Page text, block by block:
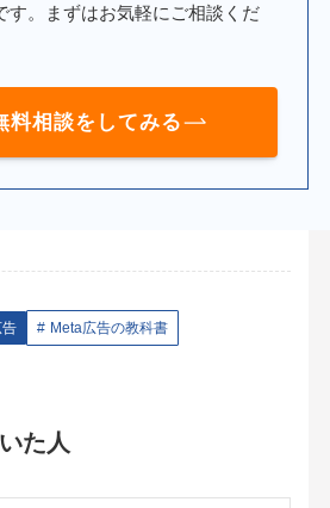
す。まずはお気軽にご相談くだ
料相談をしてみる
告 Meta広告の教科書
た人